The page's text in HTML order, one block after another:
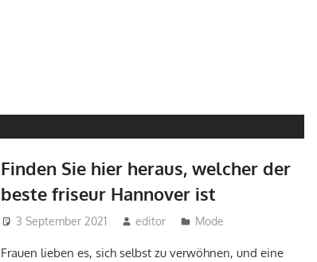
Finden Sie hier heraus, welcher der
beste friseur Hannover ist
3 September 2021 editor Mode
Frauen lieben es, sich selbst zu verwöhnen, und eine